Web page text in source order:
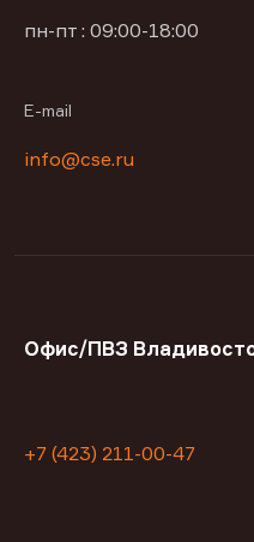
пн-пт : 09:00-18:00
E-mail
info@cse.ru
Офис/ПВЗ
+7 (423) 211-00-47